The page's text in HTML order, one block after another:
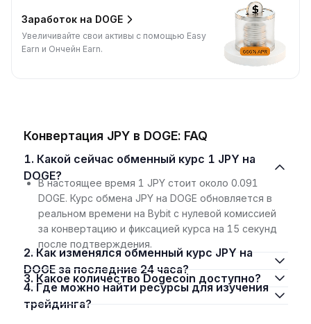
Заработок на DOGE
Увеличивайте свои активы с помощью Easy
Earn и Ончейн Earn.
Конвертация JPY в DOGE: FAQ
1. Какой сейчас обменный курс 1 JPY на
DOGE?
В настоящее время 1 JPY стоит около 0.091
DOGE. Курс обмена JPY на DOGE обновляется в
реальном времени на Bybit с нулевой комиссией
за конвертацию и фиксацией курса на 15 секунд
после подтверждения.
2. Как изменялся обменный курс JPY на
DOGE за последние 24 часа?
3. Какое количество Dogecoin доступно?
4. Где можно найти ресурсы для изучения
трейдинга?